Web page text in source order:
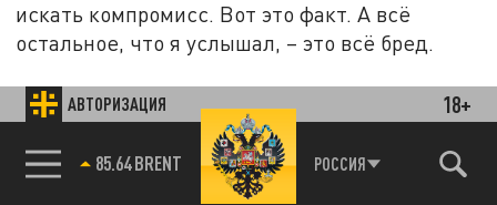
АВТОРИЗАЦИЯ 18+
85.64 BRENT РОССИЯ
искать компромисс. Вот это факт. А всё
остальное, что я услышал, – это всё бред.
А.П.:Я не то чтобы сочувствую Украине, но
реально очень сложно находиться в ситуации,
когда она уже и продала себя, и разделась, и
все прелести продемонстрировала, а её всё